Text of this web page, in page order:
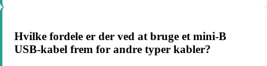
Hvilke fordele er der ved at bruge et mini-B
USB-kabel frem for andre typer kabler?